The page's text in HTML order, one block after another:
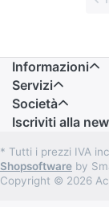
Informazioni
Servizi
Società
Iscriviti alla
* Tutti i prezzi IVA
Shopsoftware by
Copyright © 2026